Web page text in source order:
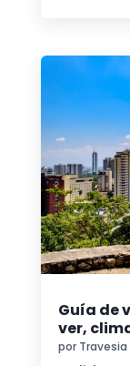
Guía de
ver,
por Travesia